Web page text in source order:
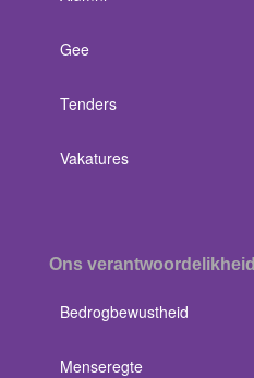
Gee
Tenders
Vakatures
Ons verantwoordelikheid
Bedrogbewustheid
Menseregte